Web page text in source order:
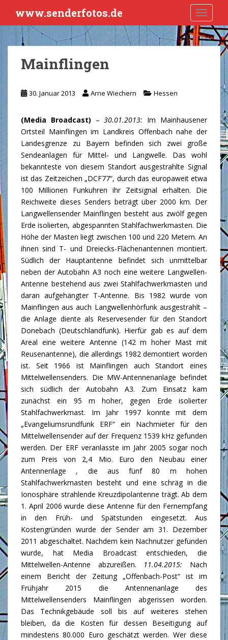
i
t
www.senderfotos.de
Mainflingen
30. Januar 2013 Arne Wiechern Hessen
(Media Broadcast) –30.01.2013: Im Mainhausener
Ortsteil Mainflingen im Landkreis Offenbach nahe der
Landesgrenze zu Bayern befinden sich zwei große
Sendeanlagen für Mittel- und Langwelle. Das wohl
bekannteste von diesem Standort ausgestrahlte Signal
ist das Zeitzeichen „DCF77“, durch das europaweit etwa
100 Millionen Funkuhren ihr Zeitsignal erhalten. Die
Reichweite dieses Senders beträgt über 2000 km. Der
Langwellensender Mainflingen besteht aus zwölf gegen
Erde isolierten, abgespannten Stahlfachwerkmasten. Die
Höhe der Masten liegt zwischen 100 und 220 Metern. An
ihnen sind T- und Dreiecks-Flächenantennen montiert.
Südlich der Hauptantenne befindet sich unmittelbar
neben der Autobahn A3 noch eine weitere Langwellen-
Antenne bestehend aus zwei Stahlfachwerkmasten und
daran aufgehängter T-Antenne. Bis 1982 wurde von
Mainflingen aus auch Langwellenhörfunk ausgestrahlt –
die Anlage diente als Reservesender für den Standort
Donebach (Deutschlandfunk). Hierfür gab es auf dem
Areal eine weitere Antenne (142 m hoher Mast mit
Reusenantenne), die allerdings 1982 demontiert worden
ist. Seit 1966 ist Mainflingen auch Standort eines
Mittelwellensenders. Die MW-Antennenanlage befindet
sich südlich der Autobahn A3. Zum Einsatz kam
zunächst ein 95 m hoher, gegen Erde isolierter
Stahlfachwerkmast. Im Jahr 1997 konnte mit dem
„Evangeliumsrundfunk ERF“ ein Nachmieter für den
Mittelwellensender auf der Frequenz 1539 kHz gefunden
werden. Der ERF veranlasste im Jahr 2005 sogar noch
zum Preis von 2,4 Mio. Euro den Neubau einer
Antennenlage , die aus fünf 80 m hohen
Stahlfachwerkmasten besteht und eine schräg in die
Ionosphäre strahlende Kreuzdipolantenne trägt. Ab dem
1. April 2006 wurde diese Antenne für den Fernempfang
in den Früh- und Spätstunden eingesetzt. Aus
Kostengründen wurde der Sender am 31. Dezember
2011 abgeschaltet. Nachdem kein Nachnutzer gefunden
wurde, hat Media Broadcast entschieden, die
Mittelwellen-Antenne abzureißen. 11.04.2015: Nach
einem Bericht der Zeitung „Offenbach-Post“ ist im
Frühjahr 2015 die Antennenanlage des
Mittelwellensenders Mainflingen abgerissen worden.
Das Technikgebäude soll bis auf weiteres stehen
bleiben, da die Kosten für dessen Beseitigung auf
mindestens 80.000 Euro geschätzt werden. Wer diese